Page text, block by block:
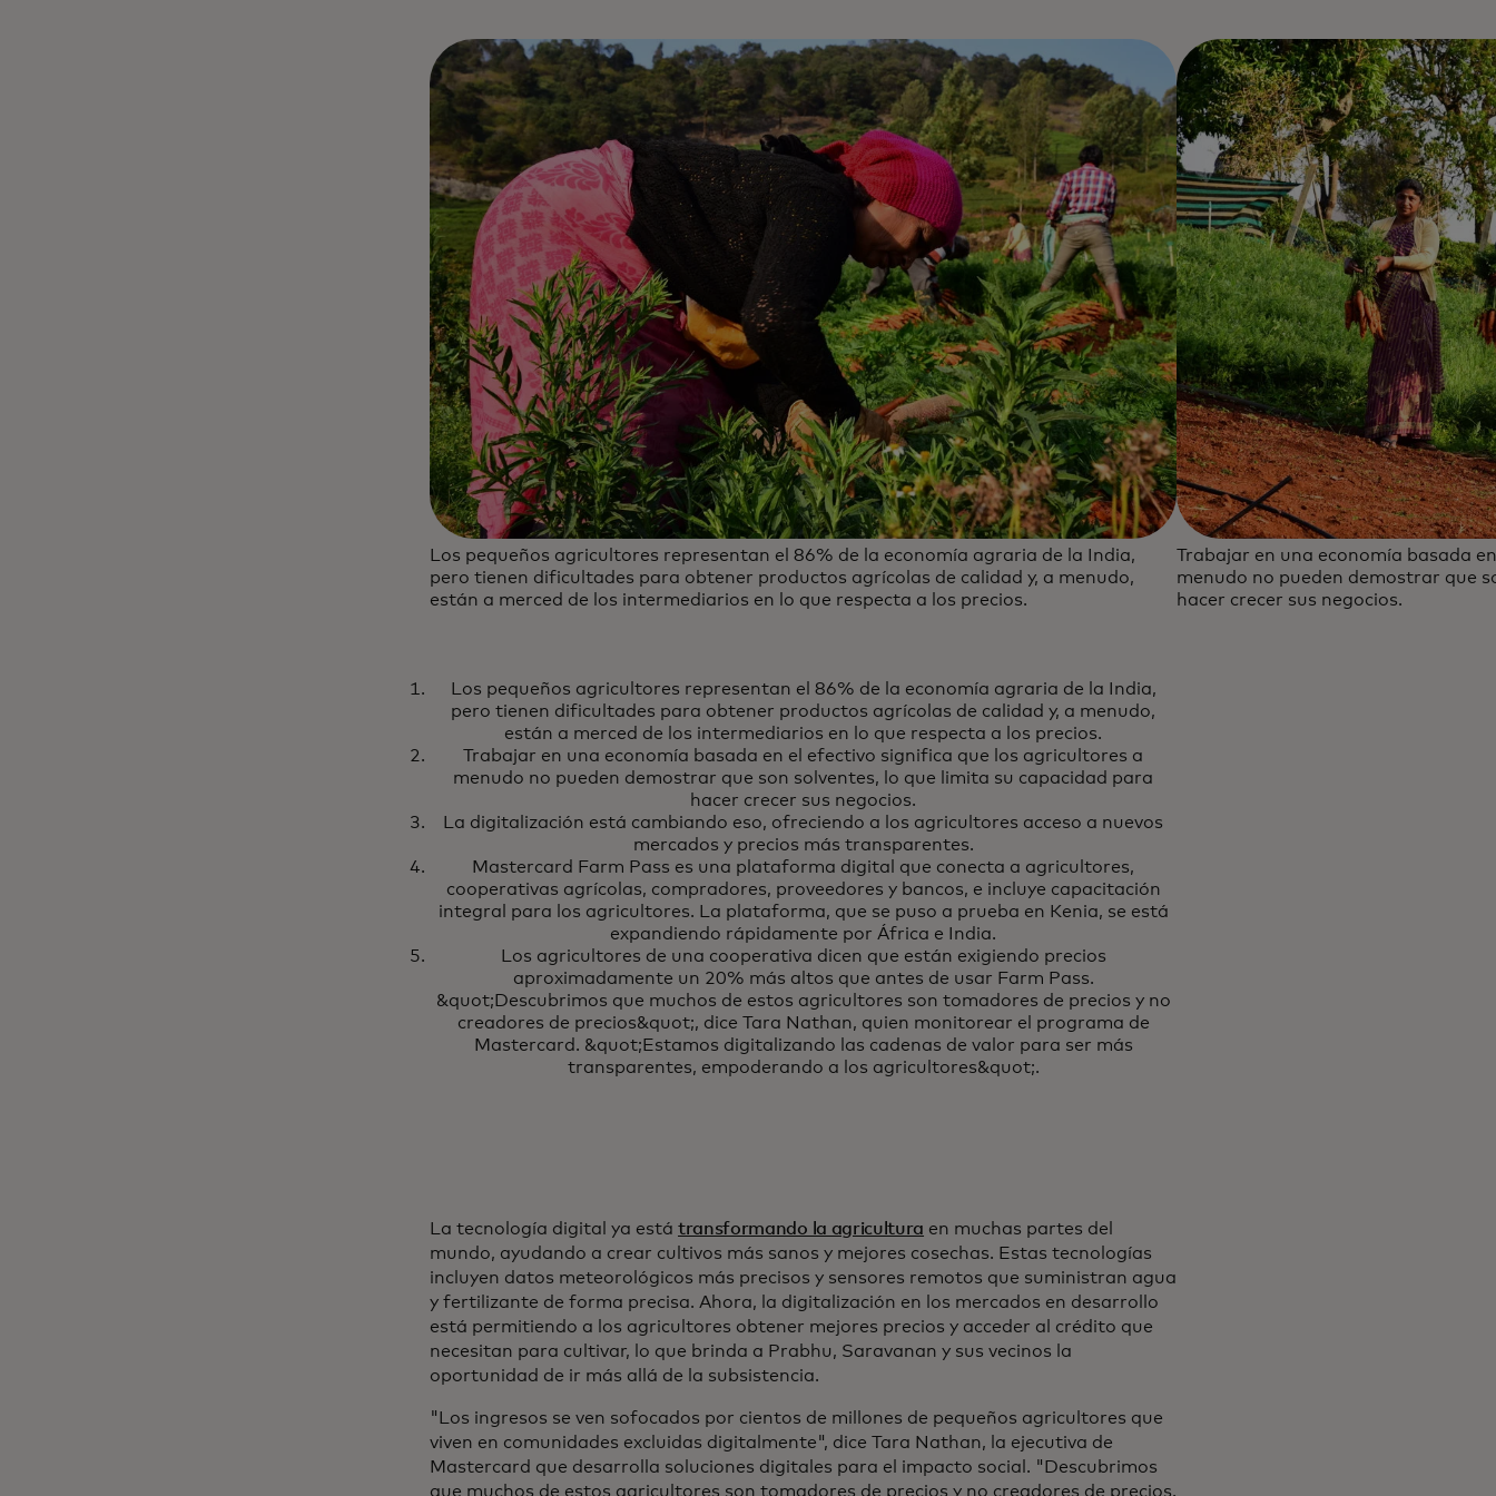
Los pequeños agricultores representan el 86% de la economía agraria de la India,
pero tienen dificultades para obtener productos agrícolas de calidad y, a menudo,
están a merced de los intermediarios en lo que respecta a los precios.
Trabajar en una economía basada
menudo no pueden demostrar que
hacer crecer sus negocios.
Los pequeños agricultores representan el 86% de la economía agraria de la India,
pero tienen dificultades para obtener productos agrícolas de calidad y, a menudo,
están a merced de los intermediarios en lo que respecta a los precios.
Trabajar en una economía basada en el efectivo significa que los agricultores a
menudo no pueden demostrar que son solventes, lo que limita su capacidad para
hacer crecer sus negocios.
La digitalización está cambiando eso, ofreciendo a los agricultores acceso a nuevos
mercados y precios más transparentes.
Mastercard Farm Pass es una plataforma digital que conecta a agricultores,
cooperativas agrícolas, compradores, proveedores y bancos, e incluye capacitación
integral para los agricultores. La plataforma, que se puso a prueba en Kenia, se está
expandiendo rápidamente por África e India.
Los agricultores de una cooperativa dicen que están exigiendo precios
aproximadamente un 20% más altos que antes de usar Farm Pass.
&quot;Descubrimos que muchos de estos agricultores son tomadores de precios y no
creadores de precios&quot;, dice Tara Nathan, quien monitorear el programa de
Mastercard. &quot;Estamos digitalizando las cadenas de valor para ser más
transparentes, empoderando a los agricultores&quot;.
La tecnología digital ya está transformando la agricultura en muchas partes del
mundo, ayudando a crear cultivos más sanos y mejores cosechas. Estas tecnologías
incluyen datos meteorológicos más precisos y sensores remotos que suministran agua
y fertilizante de forma precisa. Ahora, la digitalización en los mercados en desarrollo
está permitiendo a los agricultores obtener mejores precios y acceder al crédito que
necesitan para cultivar, lo que brinda a Prabhu, Saravanan y sus vecinos la
oportunidad de ir más allá de la subsistencia.
"Los ingresos se ven sofocados por cientos de millones de pequeños agricultores que
viven en comunidades excluidas digitalmente", dice Tara Nathan, la ejecutiva de
Mastercard que desarrolla soluciones digitales para el impacto social. "Descubrimos
que muchos de estos agricultores son tomadores de precios y no creadores de precios.